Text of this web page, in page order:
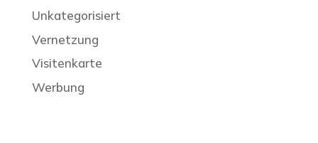
Unkategorisiert
Vernetzung
Visitenkarte
Werbung